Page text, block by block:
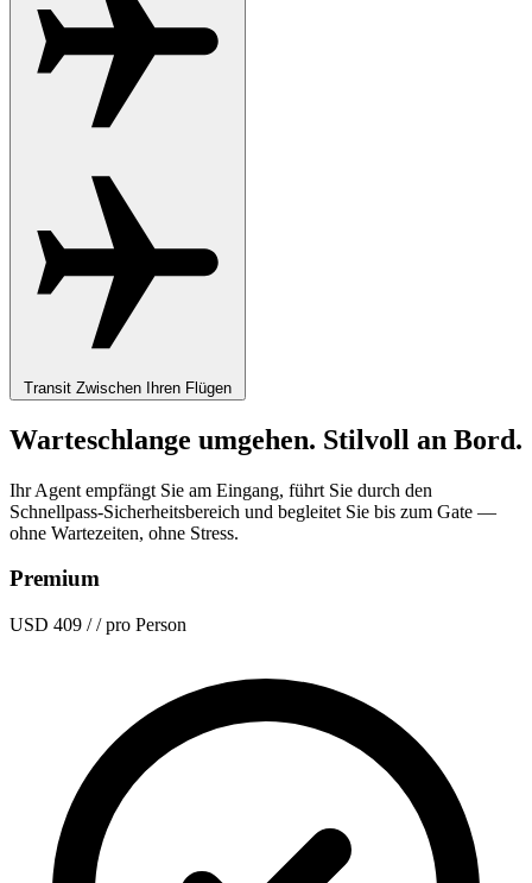
Transit Zwischen Ihren Flügen
Warteschlange umgehen. Stilvoll an Bord.
Ihr Agent empfängt Sie am Eingang, führt Sie durch den
Schnellpass-Sicherheitsbereich und begleitet Sie bis zum Gate —
ohne Wartezeiten, ohne Stress.
Premium
USD 409 / / pro Person